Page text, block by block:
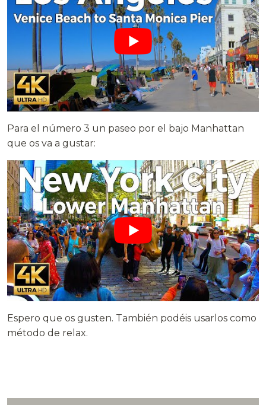
Para el número 3 un paseo por el bajo Manhattan
que os va a gustar:
Espero que os gusten. También podéis usarlos como
método de relax.